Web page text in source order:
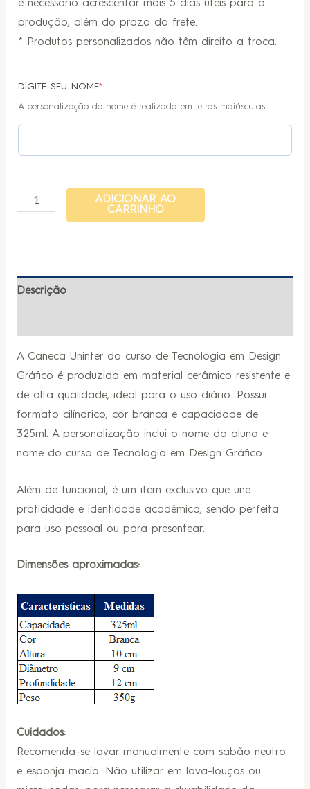
é necessário acrescentar mais 5 dias úteis para a
produção, além do prazo do frete.
* Produtos personalizados não têm direito a troca.
DIGITE SEU NOME*
A personalização do nome é realizada em letras maiúsculas.
ADICIONAR AO
CARRINHO
Descrição
A Caneca Uninter do curso de Tecnologia em Design
Gráfico é produzida em material cerâmico resistente e
de alta qualidade, ideal para o uso diário. Possui
formato cilíndrico, cor branca e capacidade de
325ml. A personalização inclui o nome do aluno e
nome do curso de Tecnologia em Design Gráfico.
Além de funcional, é um item exclusivo que une
praticidade e identidade acadêmica, sendo perfeita
para uso pessoal ou para presentear.
Dimensões aproximadas:
Cuidados:
Recomenda-se lavar manualmente com sabão neutro
e esponja macia. Não utilizar em lava-louças ou